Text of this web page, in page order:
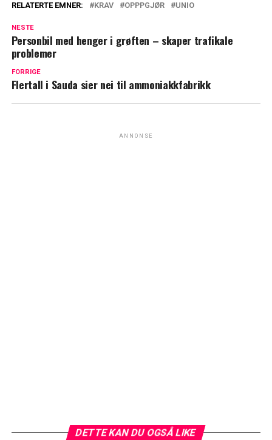
RELATERTE EMNER: KRAV OPPPGJØR UNIO
NESTE
Personbil med henger i grøften – skaper trafikale
problemer
FORRIGE
Flertall i Sauda sier nei til ammoniakkfabrikk
ANNONSE
DETTE KAN DU OGSÅ LIKE